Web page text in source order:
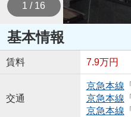
1 / 16
基本情報
賃料 7.9万円
交通
京急本線 「
京急本線 「
京急本線 「